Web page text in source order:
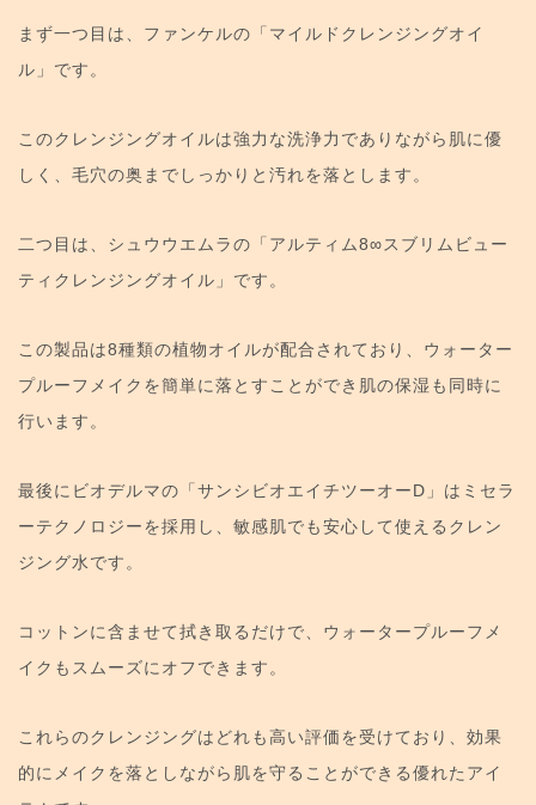
まず一つ目は、ファンケルの「マイルドクレンジングオイ
ル」です。
このクレンジングオイルは強力な洗浄力でありながら肌に優
しく、毛穴の奥までしっかりと汚れを落とします。
二つ目は、シュウウエムラの「アルティム8∞スブリムビュー
ティクレンジングオイル」です。
この製品は8種類の植物オイルが配合されており、ウォーター
プルーフメイクを簡単に落とすことができ肌の保湿も同時に
行います。
最後にビオデルマの「サンシビオエイチツーオーD」はミセラ
ーテクノロジーを採用し、敏感肌でも安心して使えるクレン
ジング水です。
コットンに含ませて拭き取るだけで、ウォータープルーフメ
イクもスムーズにオフできます。
これらのクレンジングはどれも高い評価を受けており、効果
的にメイクを落としながら肌を守ることができる優れたアイ